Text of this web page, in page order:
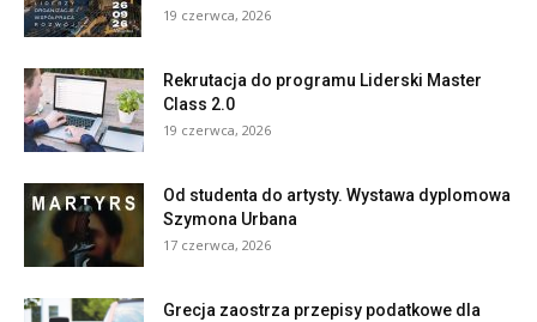
19 czerwca, 2026
Rekrutacja do programu Liderski Master
Class 2.0
19 czerwca, 2026
Od studenta do artysty. Wystawa dyplomowa
Szymona Urbana
17 czerwca, 2026
Grecja zaostrza przepisy podatkowe dla